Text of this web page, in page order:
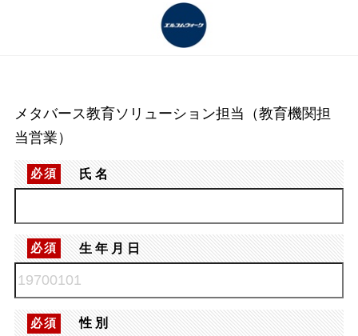
メタバース教育ソリューション担当（教育機関担
当営業）
必須 氏名
必須 生年月日
必須 性別